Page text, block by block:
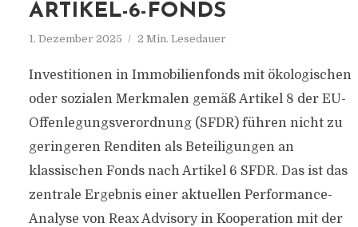
ARTIKEL-6-FONDS
1. Dezember 2025 2 Min. Lesedauer
Investitionen in Immobilienfonds mit ökologischen
oder sozialen Merkmalen gemäß Artikel 8 der EU-
Offenlegungsverordnung (SFDR) führen nicht zu
geringeren Renditen als Beteiligungen an
klassischen Fonds nach Artikel 6 SFDR. Das ist das
zentrale Ergebnis einer aktuellen Performance-
Analyse von Reax Advisory in Kooperation mit der